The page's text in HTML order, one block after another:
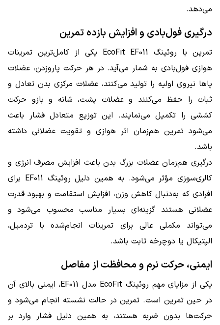
می‌دهد.
درگیری فول‌بادی و افزایش بازده تمرین
تمرین با روئینگ EcoFit EF011 یکی از کامل‌ترین تمرینات
هوازی فول‌بادی به شمار می‌آید. در هر حرکت پاروزدن، عضلات
پاها نیروی اولیه را تولید می‌کنند، عضلات مرکزی بدن تعادل و
ثبات را حفظ می‌کنند و عضلات پشت، شانه و بازو حرکت
کششی را تکمیل می‌نمایند. این توزیع متعادل فشار باعث
می‌شود تمرین هم‌زمان اثر هوازی و تقویت عضلانی داشته
باشد.
درگیری هم‌زمان عضلات بزرگ بدن باعث افزایش مصرف انرژی و
کالری‌سوزی مؤثر می‌شود. به همین دلیل روئینگ EF011 برای
افرادی که به‌دنبال کاهش وزن، افزایش استقامت و بهبود قدرت
عضلانی هستند گزینه‌ای بسیار مناسب محسوب می‌شود و
می‌تواند مکملی عالی برای تمرینات انجام‌شده با تردمیل،
الپتیکال یا دوچرخه ثابت باشد.
ایمنی، حرکت نرم و محافظت از مفاصل
یکی از مزایای مهم روئینگ EcoFit مدل EF011، ایمنی بالای آن
در حین تمرین است. تمرین در حالت نشسته انجام می‌شود و
حرکت‌ها بدون ضربه هستند، به همین دلیل فشار وارد بر